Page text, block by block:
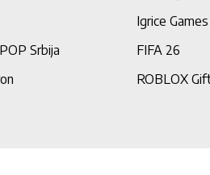
Igrice Games
Srbija FIFA 26
ROBLOX